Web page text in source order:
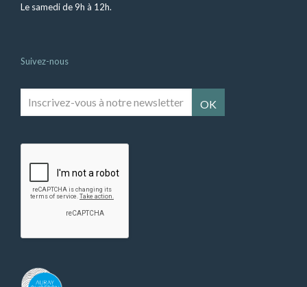
Le samedi de 9h à 12h.
Suivez-nous
vous